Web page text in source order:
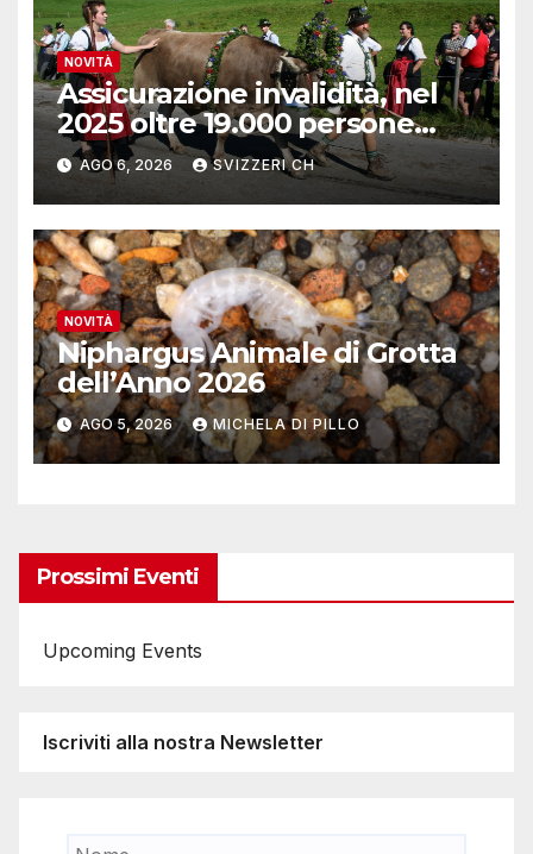
NOVITÀ
Assicurazione invalidità, nel
2025 oltre 19.000 persone
reinserite nel mercato del
lavoro
AGO 6, 2026 SVIZZERI CH
NOVITÀ
Niphargus Animale di Grotta
dell’Anno 2026
AGO 5, 2026 MICHELA DI PILLO
Prossimi Eventi
Upcoming Events
Iscriviti alla nostra Newsletter